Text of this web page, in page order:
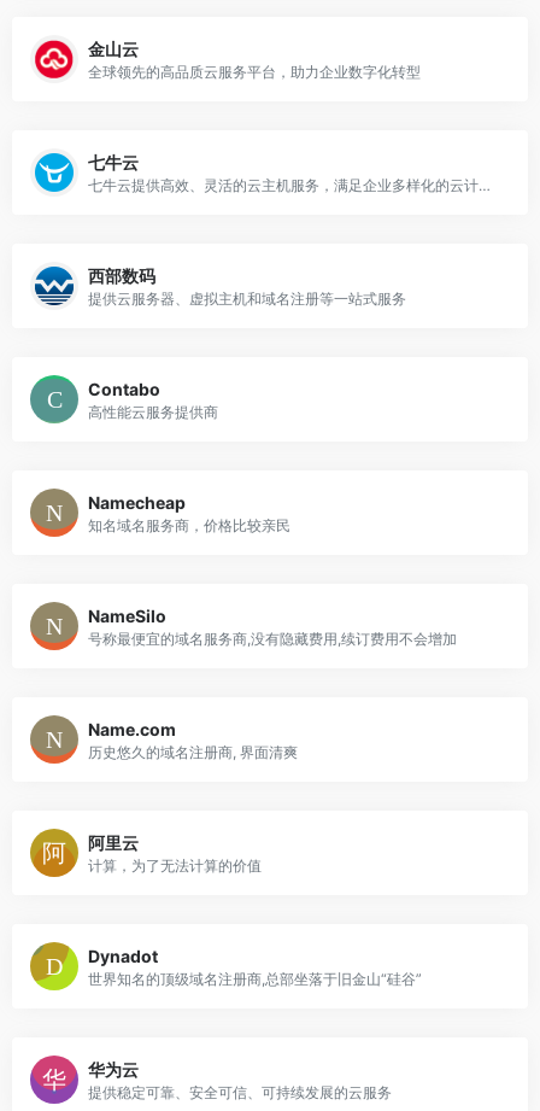
金山云
全球领先的高品质云服务平台，助力企业数字化转型
七牛云
七牛云提供高效、灵活的云主机服务，满足企业多样化的云计算需求
西部数码
提供云服务器、虚拟主机和域名注册等一站式服务
Contabo
高性能云服务提供商
Namecheap
知名域名服务商，价格比较亲民
NameSilo
号称最便宜的域名服务商,没有隐藏费用,续订费用不会增加
Name.com
历史悠久的域名注册商, 界面清爽
阿里云
计算，为了无法计算的价值
Dynadot
世界知名的顶级域名注册商,总部坐落于旧金山“硅谷”
华为云
提供稳定可靠、安全可信、可持续发展的云服务